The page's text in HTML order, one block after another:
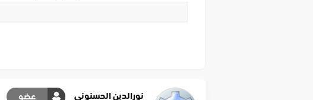
نورالدين الحسنوني عضو